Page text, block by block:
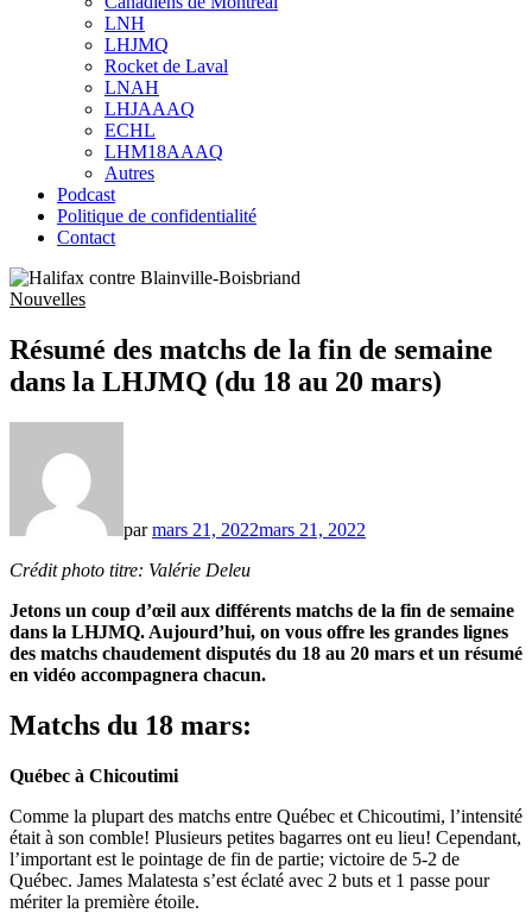
sub
menu
LNH
LHJMQ
Rocket de Laval
LNAH
LHJAAAQ
ECHL
LHM18AAAQ
Autres
Podcast
Politique de confidentialité
Contact
Nouvelles
Résumé des matchs de la fin de semaine
dans la LHJMQ (du 18 au 20 mars)
parmars 21, 2022mars 21, 2022
Crédit photo titre: Valérie Deleu
Jetons un coup d’œil aux différents matchs de la fin de semaine
dans la LHJMQ. Aujourd’hui, on vous offre les grandes lignes
des matchs chaudement disputés du 18 au 20 mars et un résumé
en vidéo accompagnera chacun.
Matchs du 18 mars:
Québec à Chicoutimi
Comme la plupart des matchs entre Québec et Chicoutimi, l’intensité
était à son comble! Plusieurs petites bagarres ont eu lieu! Cependant,
l’important est le pointage de fin de partie; victoire de 5-2 de
Québec. James Malatesta s’est éclaté avec 2 buts et 1 passe pour
mériter la première étoile.